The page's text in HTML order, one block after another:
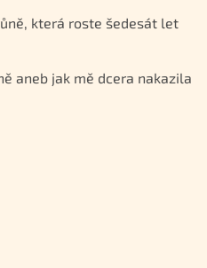
která roste šedesát let
aneb jak mě dcera nakazila